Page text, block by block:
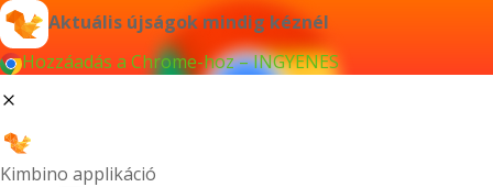
Aktuális újságok mindig kéznél
Hozzáadás a Chrome-hoz – INGYENES
Kimbino applikáció